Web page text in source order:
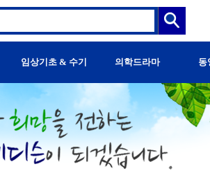
임상기초 & 수기 의학드라마 동